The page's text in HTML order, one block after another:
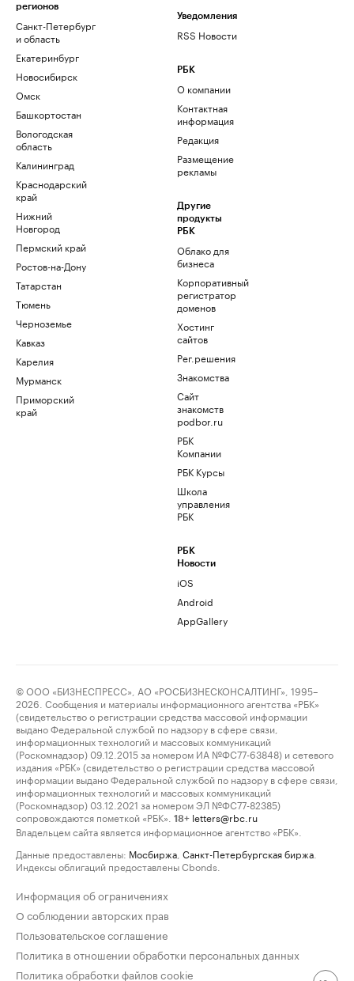
регионов
Санкт-Петербург
и область
Екатеринбург
Новосибирск
Омск
Башкортостан
Вологодская
область
Калининград
Краснодарский
край
Нижний
Новгород
Пермский край
Ростов-на-Дону
Татарстан
Тюмень
Черноземье
Кавказ
Карелия
Мурманск
Приморский
край
Уведомления
RSS Новости
РБК
О компании
Контактная
информация
Редакция
Размещение
рекламы
Другие
продукты
РБК
Облако для
бизнеса
Корпоративный
регистратор
доменов
Хостинг
сайтов
Рег.решения
Знакомства
Сайт
знакомств
podbor.ru
РБК
Компании
РБК Курсы
Школа
управления
РБК
РБК
Новости
iOS
Android
AppGallery
© ООО «БИЗНЕСПРЕСС», АО «РОСБИЗНЕСКОНСАЛТИНГ», 1995–
2026. Сообщения и материалы информационного агентства «РБК»
(свидетельство о регистрации средства массовой информации
выдано Федеральной службой по надзору в сфере связи,
информационных технологий и массовых коммуникаций
(Роскомнадзор) 09.12.2015 за номером ИА №ФС77-63848) и сетевого
издания «РБК» (свидетельство о регистрации средства массовой
информации выдано Федеральной службой по надзору в сфере связи,
информационных технологий и массовых коммуникаций
(Роскомнадзор) 03.12.2021 за номером ЭЛ №ФС77-82385)
сопровождаются пометкой «РБК».
18+ letters@rbc.ru
Владельцем сайта является информационное агентство «РБК».
Данные предоставлены: Мосбиржа Санкт-Петербургская биржа
Индексы облигаций предоставлены Cbonds.
Информация об ограничениях
О соблюдении авторских прав
Пользовательское соглашение
Политика в отношении обработки персональных данных
Политика обработки файлов cookie